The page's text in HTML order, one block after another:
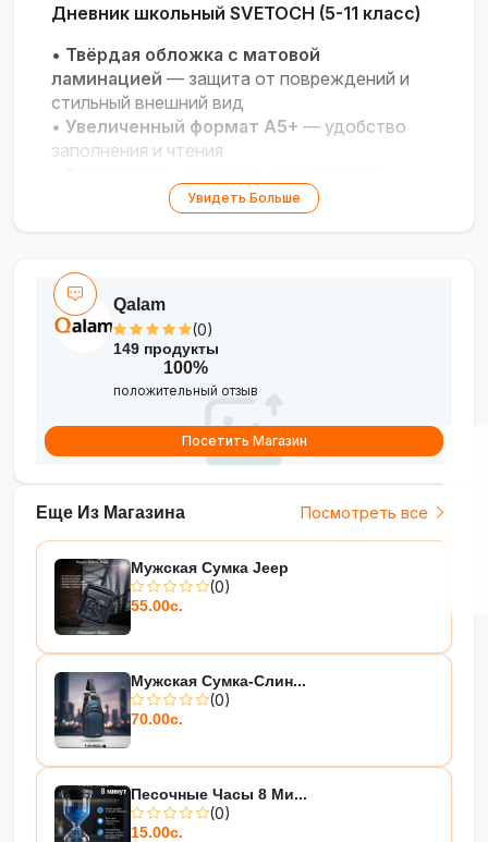
Дневник школьный SVETOCH (5-11 класс)
• Твёрдая обложка с матовой
ламинацией — защита от повреждений и
стильный внешний вид
• Увеличенный формат А5+ — удобство
заполнения и чтения
полезные таблицы и данные для учёбы
ручками
Увидеть Больше
Еще Из Магазина Посмотреть все
Мужская Сумка Jeep
(0)
55.00с.
Мужская Сумка-Слин...
(0)
70.00с.
Песочные Часы 8 Ми...
(0)
15.00с.
Qalam
(0)
149 продукты
100%
положительный отзыв
Посетить Магазин